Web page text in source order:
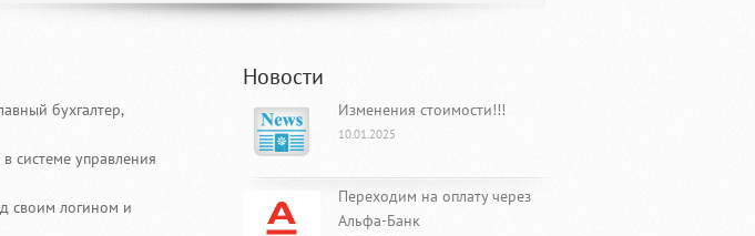
бухгалтер,
системе управления
своим логином и
Новости
Изменения стоимости!!!
10.01.2025
Переходим на оплату через
Альфа-Банк